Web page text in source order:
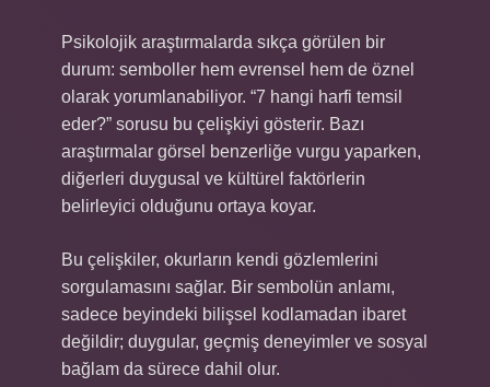
Psikolojik araştırmalarda sıkça görülen bir
durum: semboller hem evrensel hem de öznel
olarak yorumlanabiliyor. “7 hangi harfi temsil
eder?” sorusu bu çelişkiyi gösterir. Bazı
araştırmalar görsel benzerliğe vurgu yaparken,
diğerleri duygusal ve kültürel faktörlerin
belirleyici olduğunu ortaya koyar.
Bu çelişkiler, okurların kendi gözlemlerini
sorgulamasını sağlar. Bir sembolün anlamı,
sadece beyindeki bilişsel kodlamadan ibaret
değildir; duygular, geçmiş deneyimler ve sosyal
bağlam da sürece dahil olur.